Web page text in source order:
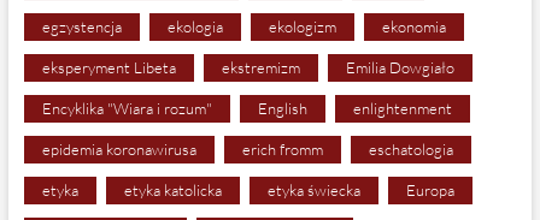
egzystencja ekologia ekologizm ekonomia
eksperyment Libeta ekstremizm Emilia Dowgiało
Encyklika "Wiara i rozum" English enlightenment
epidemia koronawirusa erich fromm eschatologia
etyka etyka katolicka etyka świecka Europa